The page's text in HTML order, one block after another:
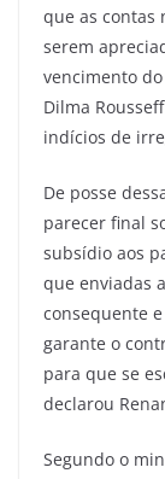
que as contas
serem
vencimento
Dilma
indícios de
De posse
parecer final
subsídio aos
que enviadas
consequente
garante o
para que se
declarou
Segundo o